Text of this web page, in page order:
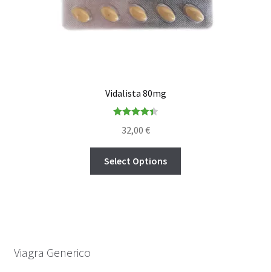
Vidalista 80mg
out of 5
32,00 €
Select Options
Viagra Generico